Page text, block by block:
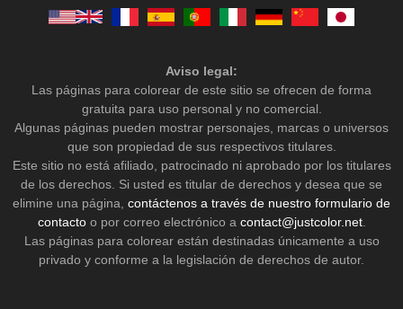
Aviso legal:
Las páginas para colorear de este sitio se ofrecen de forma
gratuita para uso personal y no comercial.
Algunas páginas pueden mostrar personajes, marcas o universos
que son propiedad de sus respectivos titulares.
Este sitio no está afiliado, patrocinado ni aprobado por los titulares
de los derechos. Si usted es titular de derechos y desea que se
elimine una página, contáctenos a través de nuestro formulario de
contactoo por correo electrónico a contact@justcolor.net.
Las páginas para colorear están destinadas únicamente a uso
privado y conforme a la legislación de derechos de autor.